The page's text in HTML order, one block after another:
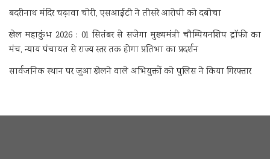
बदरीनाथ मंदिर चढ़ावा चोरी, एसआईटी ने तीसरे आरोपी को दबोचा
खेल महाकुंभ 2026 : 01 सितंबर से सजेगा मुख्यमंत्री चौम्पियनशिप ट्रॉफी का
मंच, न्याय पंचायत से राज्य स्तर तक होगा प्रतिभा का प्रदर्शन
सार्वजनिक स्थान पर जुआ खेलने वाले अभियुक्तों को पुलिस ने किया गिरफ्तार